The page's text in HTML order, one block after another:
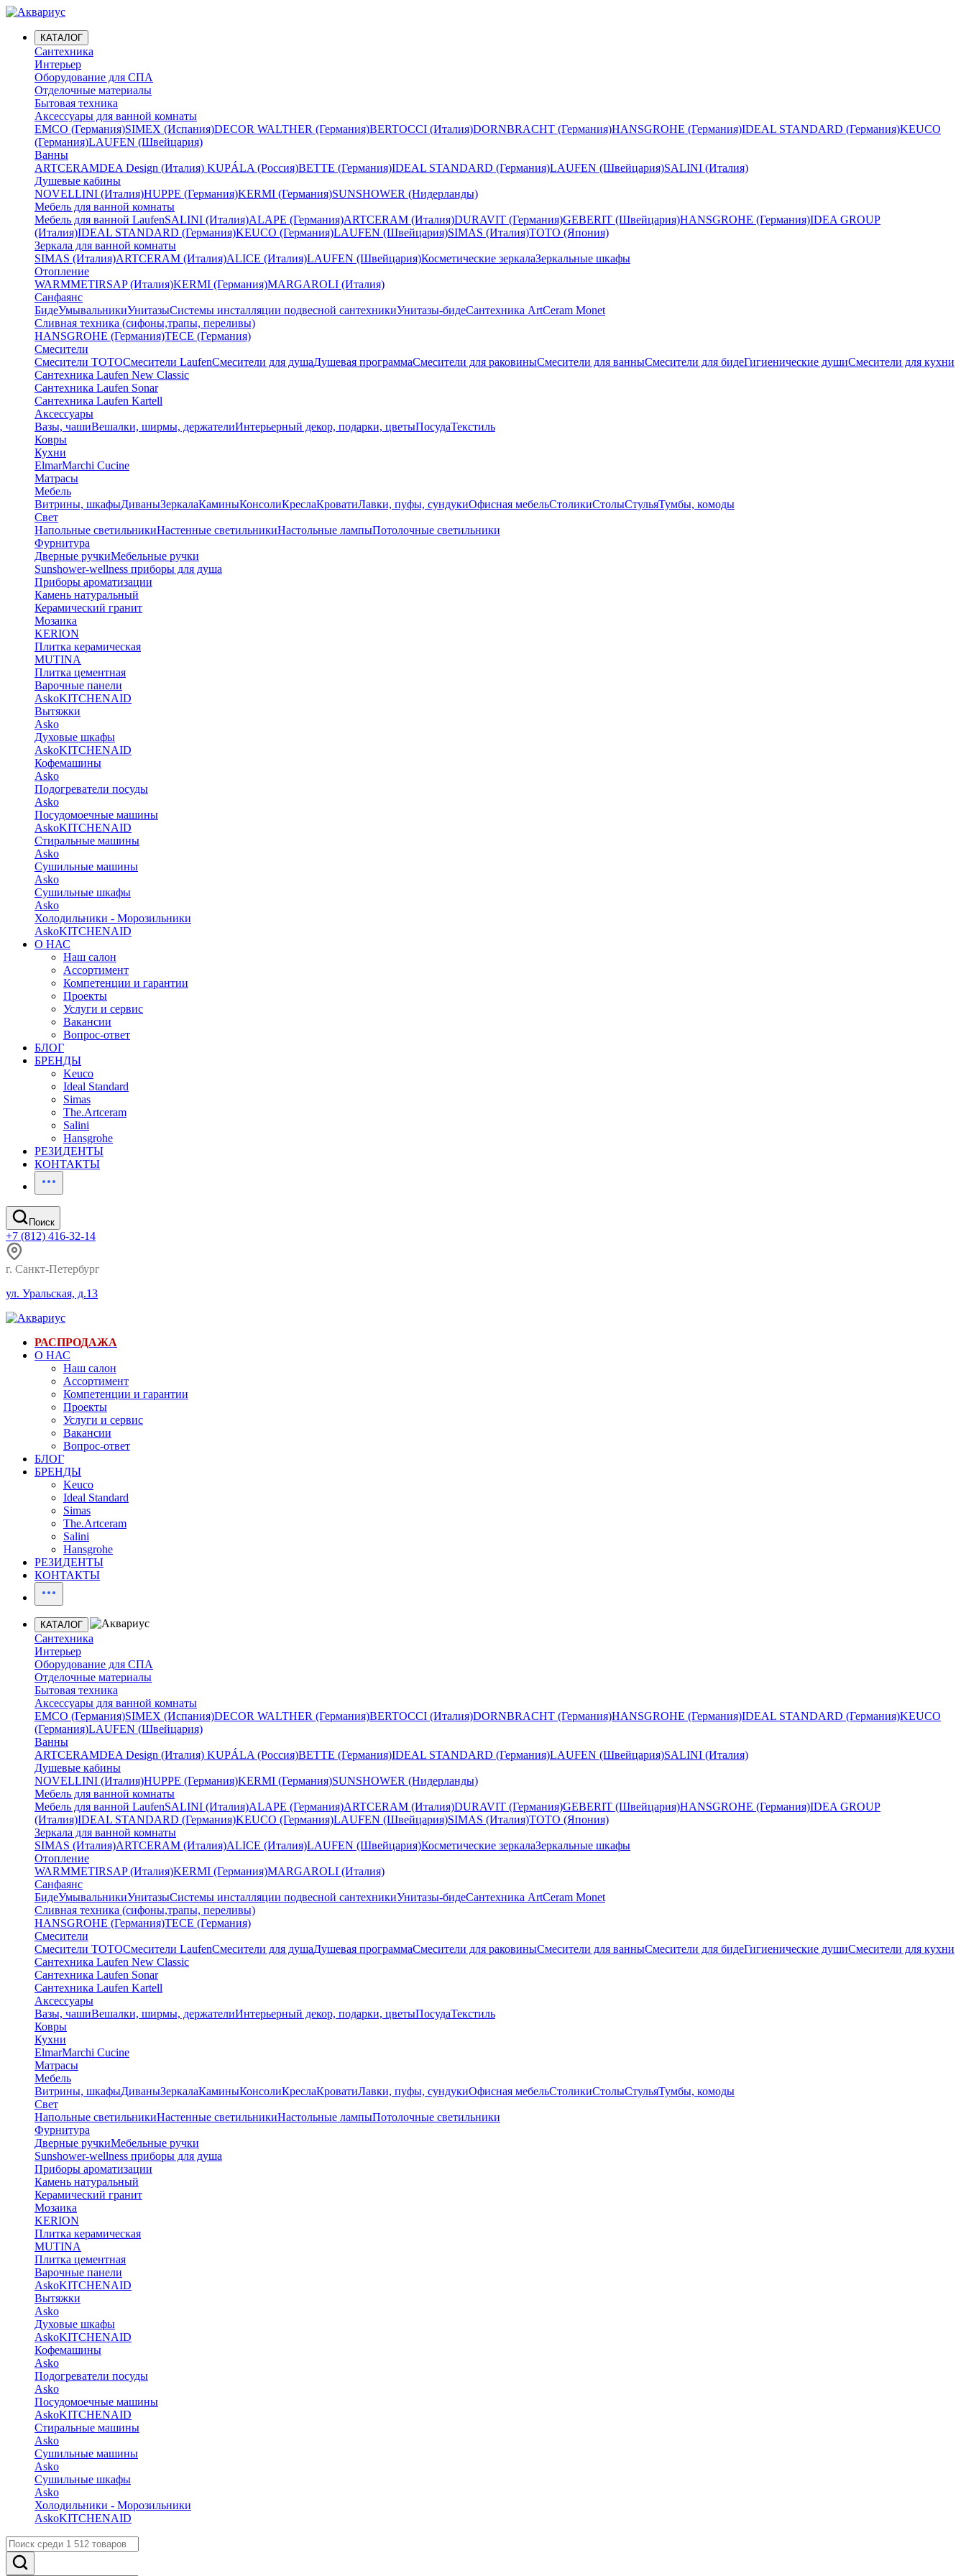
КАТАЛОГ
Сантехника
Интерьер
Оборудование для СПА
Отделочные материалы
Бытовая техника
Аксессуары для ванной комнаты
EMCO (Германия)SIMEX (Испания)DECOR WALTHER (Германия)BERTOCCI (Италия)DORNBRACHT (Германия)HANSGROHE (Германия)IDEAL STANDARD (Германия)KEUCO
(Германия)LAUFEN (Швейцария)
Ванны
ARTCERAMDEA Design (Италия) KUPÁLA (Россия)BETTE (Германия)IDEAL STANDARD (Германия)LAUFEN (Швейцария)SALINI (Италия)
Душевые кабины
NOVELLINI (Италия)HUPPE (Германия)KERMI (Германия)SUNSHOWER (Нидерланды)
Мебель для ванной комнаты
Мебель для ванной LaufenSALINI (Италия)ALAPE (Германия)ARTCERAM (Италия)DURAVIT (Германия)GEBERIT (Швейцария)HANSGROHE (Германия)IDEA GROUP
(Италия)IDEAL STANDARD (Германия)KEUCO (Германия)LAUFEN (Швейцария)SIMAS (Италия)TOTO (Япония)
Зеркала для ванной комнаты
SIMAS (Италия)ARTCERAM (Италия)ALICE (Италия)LAUFEN (Швейцария)Косметические зеркалаЗеркальные шкафы
Отопление
WARMMETIRSAP (Италия)KERMI (Германия)MARGAROLI (Италия)
Санфаянс
БидеУмывальникиУнитазыСистемы инсталляции подвесной сантехникиУнитазы-бидеСантехника ArtCeram Monet
Сливная техника (сифоны,трапы, переливы)
HANSGROHE (Германия)TECE (Германия)
Смесители
Смесители TOTOСмесители LaufenСмесители для душаДушевая программаСмесители для раковиныСмесители для ванныСмесители для бидеГигиенические душиСмесители для кухни
Сантехника Laufen New Classic
Сантехника Laufen Sonar
Сантехника Laufen Kartell
Аксессуары
Вазы, чашиВешалки, ширмы, держателиИнтерьерный декор, подарки, цветыПосудаТекстиль
Ковры
Кухни
ElmarMarchi Cucine
Матрасы
Мебель
Витрины, шкафыДиваныЗеркалаКаминыКонсолиКреслаКроватиЛавки, пуфы, сундукиОфисная мебельСтоликиСтолыСтульяТумбы, комоды
Свет
Напольные светильникиНастенные светильникиНастольные лампыПотолочные светильники
Фурнитура
Дверные ручкиМебельные ручки
Sunshower-wellness приборы для душа
Приборы ароматизации
Камень натуральный
Керамический гранит
Мозаика
KERION
Плитка керамическая
MUTINA
Плитка цементная
Варочные панели
AskoKITCHENAID
Вытяжки
Asko
Духовые шкафы
AskoKITCHENAID
Кофемашины
Asko
Подогреватели посуды
Asko
Посудомоечные машины
AskoKITCHENAID
Стиральные машины
Asko
Сушильные машины
Asko
Сушильные шкафы
Asko
Холодильники - Морозильники
AskoKITCHENAID
О НАС
Наш салон
Ассортимент
Компетенции и гарантии
Проекты
Услуги и сервис
Вакансии
Вопрос-ответ
БЛОГ
БРЕНДЫ
Keuco
Ideal Standard
Simas
The.Artceram
Salini
Hansgrohe
РЕЗИДЕНТЫ
КОНТАКТЫ
Поиск
+7 (812) 416-32-14
г. Санкт-Петербург
ул. Уральская, д.13
РАСПРОДАЖА
О НАС
Наш салон
Ассортимент
Компетенции и гарантии
Проекты
Услуги и сервис
Вакансии
Вопрос-ответ
БЛОГ
БРЕНДЫ
Keuco
Ideal Standard
Simas
The.Artceram
Salini
Hansgrohe
РЕЗИДЕНТЫ
КОНТАКТЫ
КАТАЛОГ
Сантехника
Интерьер
Оборудование для СПА
Отделочные материалы
Бытовая техника
Аксессуары для ванной комнаты
EMCO (Германия)SIMEX (Испания)DECOR WALTHER (Германия)BERTOCCI (Италия)DORNBRACHT (Германия)HANSGROHE (Германия)IDEAL STANDARD (Германия)KEUCO
(Германия)LAUFEN (Швейцария)
Ванны
ARTCERAMDEA Design (Италия) KUPÁLA (Россия)BETTE (Германия)IDEAL STANDARD (Германия)LAUFEN (Швейцария)SALINI (Италия)
Душевые кабины
NOVELLINI (Италия)HUPPE (Германия)KERMI (Германия)SUNSHOWER (Нидерланды)
Мебель для ванной комнаты
Мебель для ванной LaufenSALINI (Италия)ALAPE (Германия)ARTCERAM (Италия)DURAVIT (Германия)GEBERIT (Швейцария)HANSGROHE (Германия)IDEA GROUP
(Италия)IDEAL STANDARD (Германия)KEUCO (Германия)LAUFEN (Швейцария)SIMAS (Италия)TOTO (Япония)
Зеркала для ванной комнаты
SIMAS (Италия)ARTCERAM (Италия)ALICE (Италия)LAUFEN (Швейцария)Косметические зеркалаЗеркальные шкафы
Отопление
WARMMETIRSAP (Италия)KERMI (Германия)MARGAROLI (Италия)
Санфаянс
БидеУмывальникиУнитазыСистемы инсталляции подвесной сантехникиУнитазы-бидеСантехника ArtCeram Monet
Сливная техника (сифоны,трапы, переливы)
HANSGROHE (Германия)TECE (Германия)
Смесители
Смесители TOTOСмесители LaufenСмесители для душаДушевая программаСмесители для раковиныСмесители для ванныСмесители для бидеГигиенические душиСмесители для кухни
Сантехника Laufen New Classic
Сантехника Laufen Sonar
Сантехника Laufen Kartell
Аксессуары
Вазы, чашиВешалки, ширмы, держателиИнтерьерный декор, подарки, цветыПосудаТекстиль
Ковры
Кухни
ElmarMarchi Cucine
Матрасы
Мебель
Витрины, шкафыДиваныЗеркалаКаминыКонсолиКреслаКроватиЛавки, пуфы, сундукиОфисная мебельСтоликиСтолыСтульяТумбы, комоды
Свет
Напольные светильникиНастенные светильникиНастольные лампыПотолочные светильники
Фурнитура
Дверные ручкиМебельные ручки
Sunshower-wellness приборы для душа
Приборы ароматизации
Камень натуральный
Керамический гранит
Мозаика
KERION
Плитка керамическая
MUTINA
Плитка цементная
Варочные панели
AskoKITCHENAID
Вытяжки
Asko
Духовые шкафы
AskoKITCHENAID
Кофемашины
Asko
Подогреватели посуды
Asko
Посудомоечные машины
AskoKITCHENAID
Стиральные машины
Asko
Сушильные машины
Asko
Сушильные шкафы
Asko
Холодильники - Морозильники
AskoKITCHENAID